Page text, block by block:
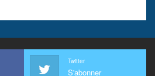
Twitter
S'abonner